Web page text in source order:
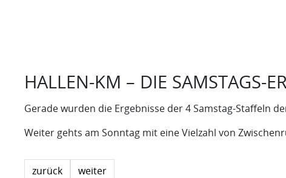
HALLEN-KM – DIE SAMSTAGS-
Gerade wurden die Ergebnisse der 4 Samstag-Staffeln
Weiter gehts am Sonntag mit eine Vielzahl von
zurück weiter